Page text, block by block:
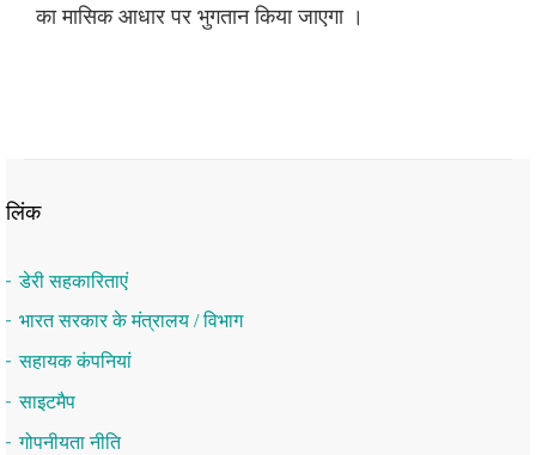
का मासिक आधार पर भुगतान किया जाएगा ।
लिंक
डेरी सहकारिताएं
भारत सरकार के मंत्रालय / विभाग
सहायक कंपनियां
साइटमैप
गोपनीयता नीति